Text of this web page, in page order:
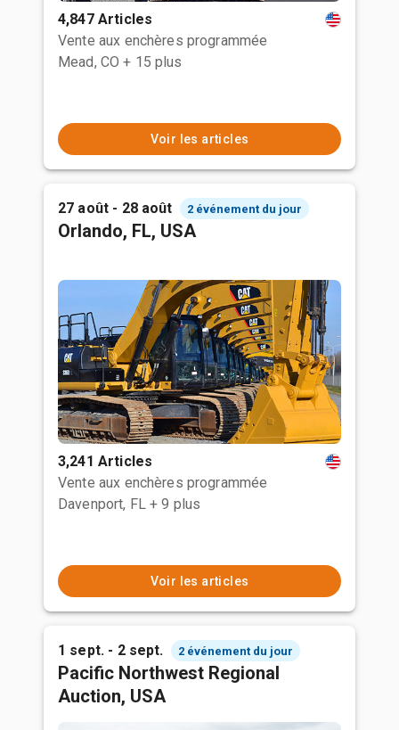
4,847 Articles
Vente aux enchères programmée
Mead, CO + 15 plus
Voir les articles
27 août - 28 août 2 événement du jour
Orlando, FL, USA
3,241 Articles
Vente aux enchères programmée
Davenport, FL + 9 plus
Voir les articles
1 sept. - 2 sept. 2 événement du jour
Pacific Northwest Regional
Auction, USA